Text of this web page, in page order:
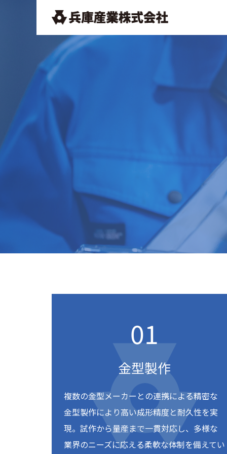
金型製作
複数の金型メーカーとの連携による精密な
金型製作により高い成形精度と耐久性を実
現。試作から量産まで一貫対応し、多様な
業界のニーズに応える柔軟な体制を備えてい